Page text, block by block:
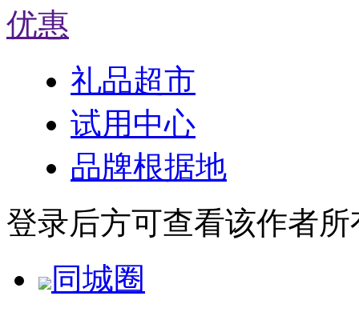
优惠
礼品超市
试用中心
品牌根据地
登录后方可查看该作者所
同城圈